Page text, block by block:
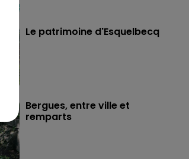
Le patrimoine d'Esquelbecq
Bergues, entre ville et
remparts